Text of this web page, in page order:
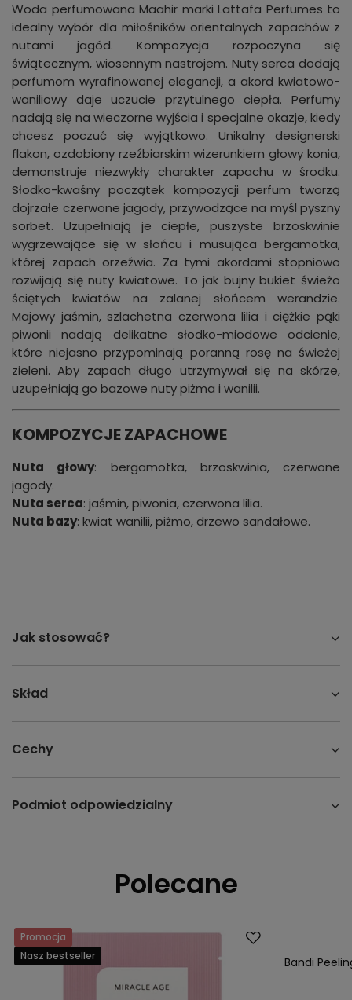
Woda perfumowana Maahir marki Lattafa Perfumes to
idealny wybór dla miłośników orientalnych zapachów z
nutami jagód. Kompozycja rozpoczyna się
świątecznym, wiosennym nastrojem. Nuty serca dodają
perfumom wyrafinowanej elegancji, a akord kwiatowo-
waniliowy daje uczucie przytulnego ciepła. Perfumy
nadają się na wieczorne wyjścia i specjalne okazje, kiedy
chcesz poczuć się wyjątkowo. Unikalny designerski
flakon, ozdobiony rzeźbiarskim wizerunkiem głowy konia,
demonstruje niezwykły charakter zapachu w środku.
Słodko-kwaśny początek kompozycji perfum tworzą
dojrzałe czerwone jagody, przywodzące na myśl pyszny
sorbet. Uzupełniają je ciepłe, puszyste brzoskwinie
wygrzewające się w słońcu i musująca bergamotka,
której zapach orzeźwia. Za tymi akordami stopniowo
rozwijają się nuty kwiatowe. To jak bujny bukiet świeżo
ściętych kwiatów na zalanej słońcem werandzie.
Majowy jaśmin, szlachetna czerwona lilia i ciężkie pąki
piwonii nadają delikatne słodko-miodowe odcienie,
które niejasno przypominają poranną rosę na świeżej
zieleni. Aby zapach długo utrzymywał się na skórze,
uzupełniają go bazowe nuty piżma i wanilii.
KOMPOZYCJE ZAPACHOWE
Nuta głowy: bergamotka, brzoskwinia, czerwone
jagody.
Nuta serca: jaśmin, piwonia, czerwona lilia.
Nuta bazy: kwiat wanilii, piżmo, drzewo sandałowe.
Jak stosować?
Skład
Cechy
Podmiot odpowiedzialny
Polecane
Promocja
Nasz bestseller
Bandi